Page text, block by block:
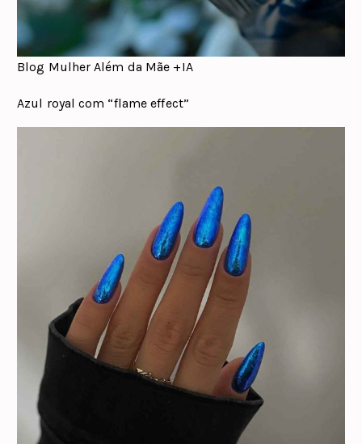
Blog Mulher Além da Mãe +IA
Azul royal com “flame effect”